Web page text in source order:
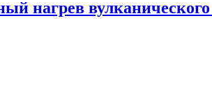
нагрев вулканического